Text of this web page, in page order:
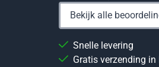
Bekijk alle
Snelle levering
Gratis verzending in